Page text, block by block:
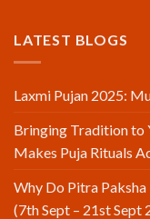
LATEST BLOGS
Laxmi Pujan 2025:
Bringing Tradition to
Makes Puja Rituals
Why Do Pitra
(7th Sept – 21st Sept